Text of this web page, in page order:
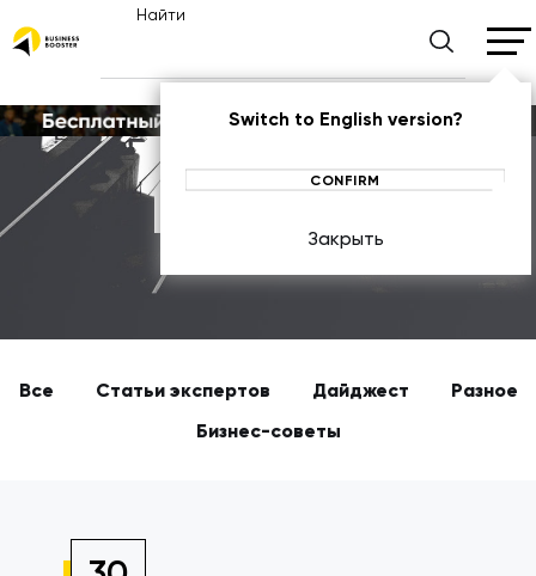
Найти
Switch to English version?
CONFIRM
Закрыть
Новости
Все Статьи экспертов Дайджест
Разное
Бизнес-советы